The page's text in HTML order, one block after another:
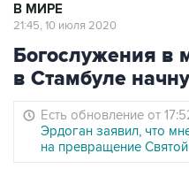
В МИРЕ
21:45, 10 июля 2020
Богослужения в
в Стамбуле
Есть обновление от
Эрдоган заявил, что
на превращение